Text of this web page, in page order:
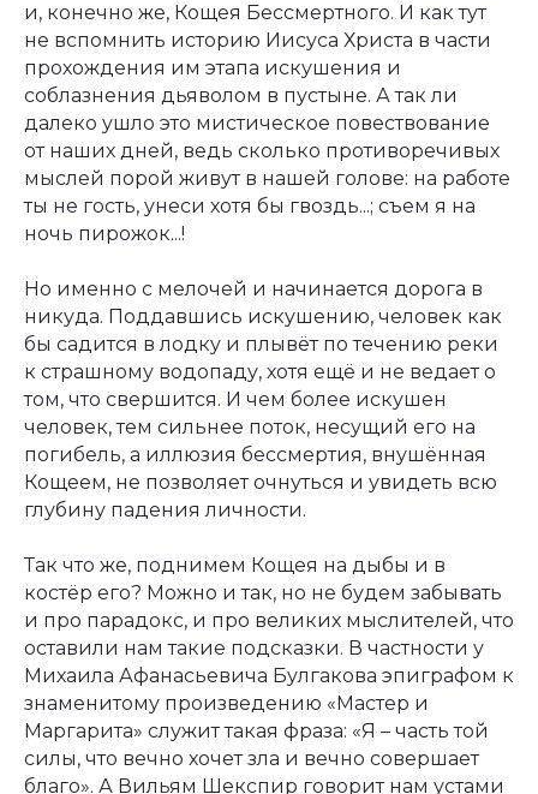
и, конечно же, Кощея Бессмертного. И как тут
не вспомнить историю Иисуса Христа в части
прохождения им этапа искушения и
соблазнения дьяволом в пустыне. А так ли
далеко ушло это мистическое повествование
от наших дней, ведь сколько противоречивых
мыслей порой живут в нашей голове: на работе
ты не гость, унеси хотя бы гвоздь...; съем я на
ночь пирожок...!
Но именно с мелочей и начинается дорога в
никуда. Поддавшись искушению, человек как
бы садится в лодку и плывёт по течению реки
к страшному водопаду, хотя ещё и не ведает о
том, что свершится. И чем более искушен
человек, тем сильнее поток, несущий его на
погибель, а иллюзия бессмертия, внушённая
Кощеем, не позволяет очнуться и увидеть всю
глубину падения личности.
Так что же, поднимем Кощея на дыбы и в
костёр его? Можно и так, но не будем забывать
и про парадокс, и про великих мыслителей, что
оставили нам такие подсказки. В частности у
Михаила Афанасьевича Булгакова эпиграфом к
знаменитому произведению «Мастер и
Маргарита» служит такая фраза: «Я – часть той
силы, что вечно хочет зла и вечно совершает
благо». А Вильям Шекспир говорит нам устами